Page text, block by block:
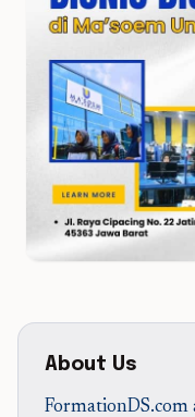
About Us
FormationDS.com